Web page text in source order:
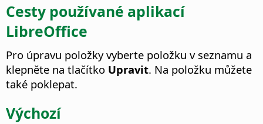
Cesty používané aplikací
LibreOffice
Pro úpravu položky vyberte položku v seznamu a
klepněte na tlačítko Upravit. Na položku můžete
také poklepat.
Výchozí